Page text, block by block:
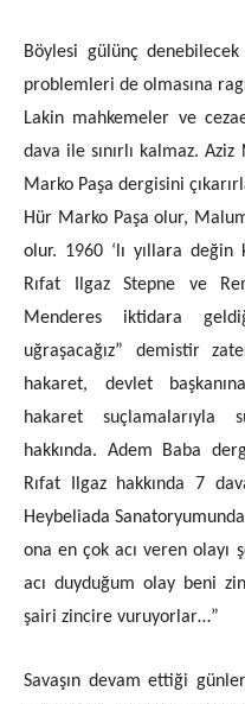
Böylesi gülünç
problemleri de olmasına
Lakin mahkemeler ve
dava ile sınırlı kalmaz.
Marko Paşa dergisini
Hür Marko Paşa olur,
olur. 1960 ‘lı yıllara değin
Rıfat Ilgaz Stepne ve
Menderes iktidara
uğraşacağız” demistir
hakaret, devlet
hakaret suçlamalarıyla
hakkında. Adem Baba
Rıfat Ilgaz hakkında 7
Heybeliada
ona en çok acı veren olayı
acı duyduğum olay beni
şairi zincire vuruyorlar…”
Savaşın devam ettiği